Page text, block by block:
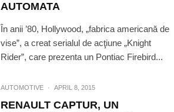
AUTOMATA
În anii ’80, Hollywood, „fabrica americană de
vise”, a creat serialul de acţiune „Knight
Rider”, care prezenta un Pontiac Firebird...
AUTOMOTIVE · APRIL 8, 2015
RENAULT CAPTUR, UN